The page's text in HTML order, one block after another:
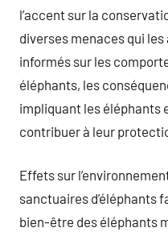
l’accent sur la
diverses menaces qui
informés sur les
éléphants, les
impliquant les éléphants
contribuer à leur
Effets sur
sanctuaires d’éléphants
bien-être des éléphants